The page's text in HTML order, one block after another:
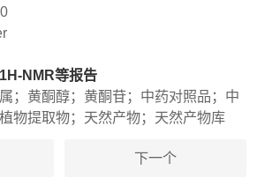
NMR等报告
；黄酮醇；黄酮苷；中药对照品；中
物提取物；天然产物；天然产物库
下一个